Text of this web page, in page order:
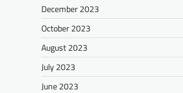
December 2023
October 2023
August 2023
July 2023
June 2023